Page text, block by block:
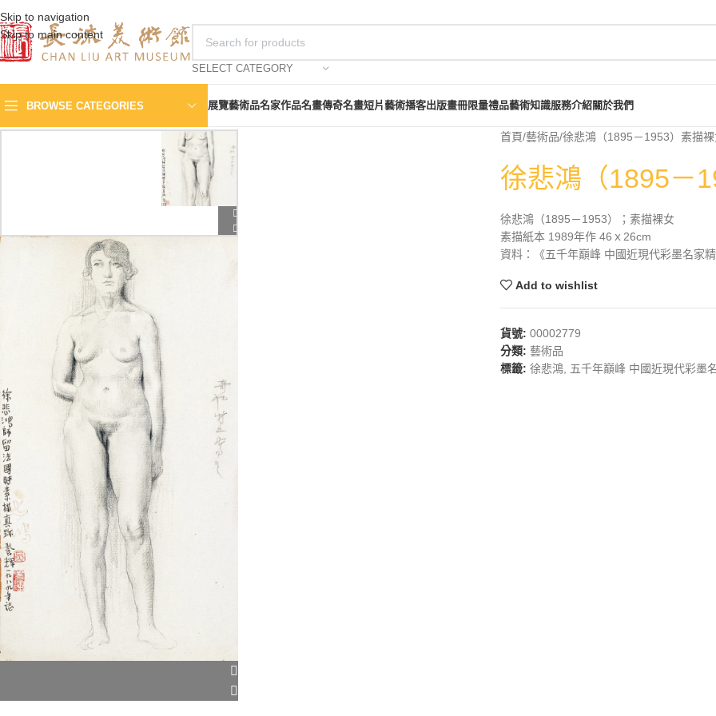
Skip to navigation
Skip to main content
SELECT CATEGORY
BROWSE CATEGORIES 展覽藝術品名家作品名畫傳奇名畫短片藝術播客出版畫冊限量禮品藝術知識服務介紹關於我們
首頁 藝術品 徐悲鴻（1895－1953）素描
徐悲鴻（1895－
徐悲鴻（1895－1953）；素描裸女
素描紙本 1989年作 46ｘ26cm
資料：《五千年巔峰 中國近現代彩墨名家
Add to wishlist
貨號: 00002779
分類: 藝術品
標籤: 徐悲鴻, 五千年巔峰 中國近現代彩墨